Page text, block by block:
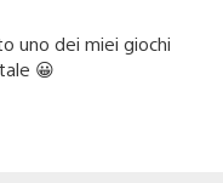
uno dei miei giochi
😀